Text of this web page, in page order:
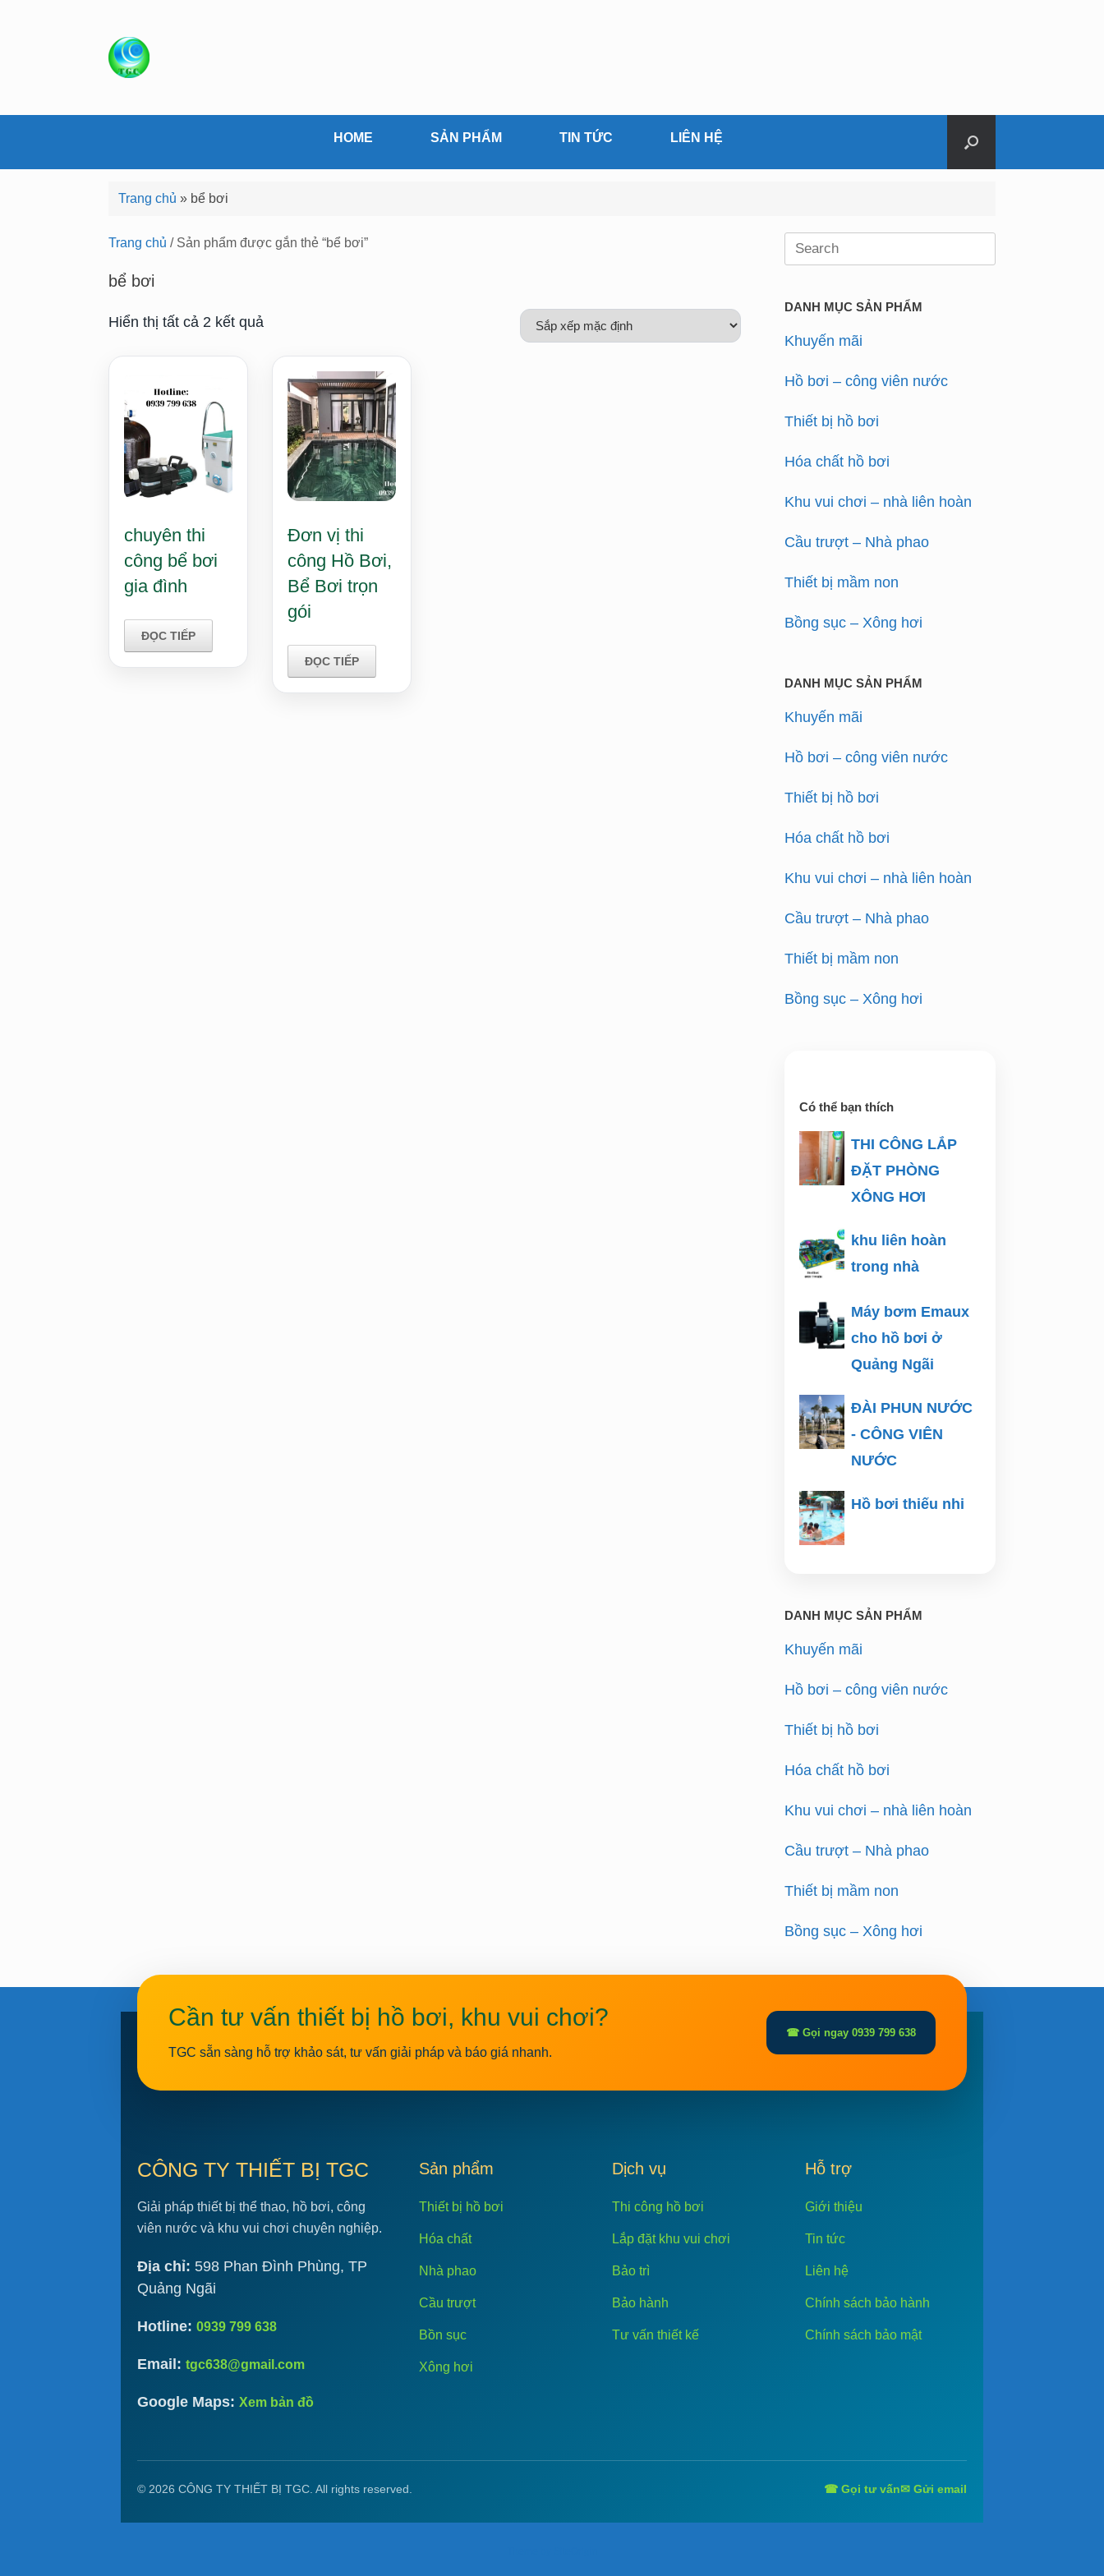
o
HOME SẢN PHẨM TIN TỨC LIÊN HỆ
Trang chủ » bể bơi
Trang chủ / Sản phẩm được gắn thẻ “bể bơi”
bể bơi
Hiển thị tất cả 2 kết quả
chuyên thi
công bể bơi
gia đình
ĐỌC TIẾP
Đơn vị thi
công Hồ Bơi,
Bể Bơi trọn
gói
ĐỌC TIẾP
Search
DANH MỤC SẢN PHẨM
Khuyến mãi
Hồ bơi – công viên nước
Thiết bị hồ bơi
Hóa chất hồ bơi
Khu vui chơi – nhà liên hoàn
Cầu trượt – Nhà phao
Thiết bị mầm non
Bồng sục – Xông hơi
DANH MỤC SẢN PHẨM
Khuyến mãi
Hồ bơi – công viên nước
Thiết bị hồ bơi
Hóa chất hồ bơi
Khu vui chơi – nhà liên hoàn
Cầu trượt – Nhà phao
Thiết bị mầm non
Bồng sục – Xông hơi
Có thể bạn thích
THI CÔNG LẮP
ĐẶT PHÒNG
XÔNG HƠI
khu liên hoàn
trong nhà
Máy bơm Emaux
cho hồ bơi ở
Quảng Ngãi
ĐÀI PHUN NƯỚC
- CÔNG VIÊN
NƯỚC
Hồ bơi thiếu nhi
DANH MỤC SẢN PHẨM
Khuyến mãi
Hồ bơi – công viên nước
Thiết bị hồ bơi
Hóa chất hồ bơi
Khu vui chơi – nhà liên hoàn
Cầu trượt – Nhà phao
Thiết bị mầm non
Bồng sục – Xông hơi
Cần tư vấn thiết bị hồ bơi, khu vui chơi?
TGC sẵn sàng hỗ trợ khảo sát, tư vấn giải pháp và báo giá nhanh.
☎ Gọi ngay 0939 799 638
CÔNG TY THIẾT BỊ TGC
Giải pháp thiết bị thể thao, hồ bơi, công
viên nước và khu vui chơi chuyên nghiệp.
Địa chỉ: 598 Phan Đình Phùng, TP
Quảng Ngãi
Hotline: 0939 799 638
Email: tgc638@gmail.com
Google Maps: Xem bản đồ
Sản phẩm
Thiết bị hồ bơi
Hóa chất
Nhà phao
Cầu trượt
Bồn sục
Xông hơi
Dịch vụ
Thi công hồ bơi
Lắp đặt khu vui chơi
Bảo trì
Bảo hành
Tư vấn thiết kế
Hỗ trợ
Giới thiệu
Tin tức
Liên hệ
Chính sách bảo hành
Chính sách bảo mật
© 2026 CÔNG TY THIẾT BỊ TGC. All rights reserved. ☎ Gọi tư vấn✉ Gửi email